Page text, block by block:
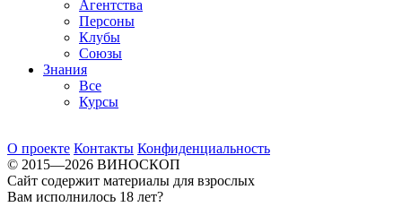
Агентства
Персоны
Клубы
Союзы
Знания
Все
Курсы
О проекте Контакты Конфиденциальность
© 2015—2026 ВИНОСКОП
Сайт содержит материалы для взрослых
Вам исполнилось 18 лет?